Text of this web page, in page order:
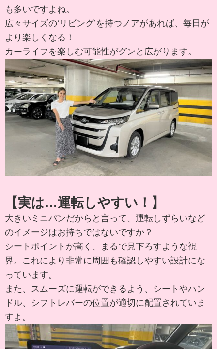
も多いですよね。
広々サイズの‘リビング’を持つノアがあれば、毎日が
より楽しくなる！
カーライフを楽しむ可能性がグンと広がります。
【実は…運転しやすい！】
大きいミニバンだからと言って、運転しずらいなど
のイメージはお持ちではないですか？
シートポイントが高く、まるで見下ろすような視
界。これにより非常に周囲も確認しやすい設計にな
っています。
また、スムーズに運転ができるよう、シートやハン
ドル、シフトレバーの位置が適切に配置されていま
すよ。